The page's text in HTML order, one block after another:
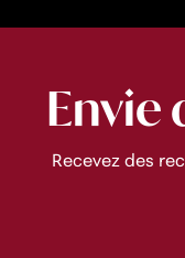
Envie
Recevez des